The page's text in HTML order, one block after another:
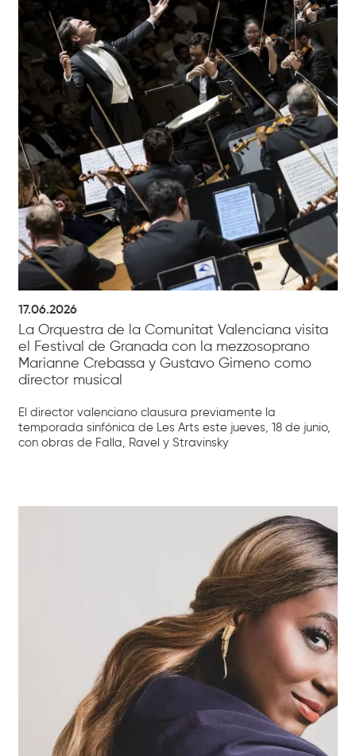
17.06.2026
La Orquestra de la Comunitat Valenciana visita
el Festival de Granada con la mezzosoprano
Marianne Crebassa y Gustavo Gimeno como
director musical
El director valenciano clausura previamente la
temporada sinfónica de Les Arts este jueves, 18 de junio,
con obras de Falla, Ravel y Stravinsky